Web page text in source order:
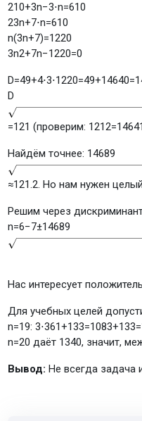
210+3n−3⋅n=610
23n+7⋅n=610
n(3n+7)=1220
3n2+7n−1220=0
D=49+4⋅3⋅1220=49+14640=
D
=121 (проверим: 1212=14641
Найдём точнее: 14689
≈121.2. Но нам нужен
Решим через
n=6−7±14689
Нас интересует
Для учебных целей
n=19: 3⋅361+133=1083+133=
n=20 даёт 1340, значит,
Вывод: Не всегда задача